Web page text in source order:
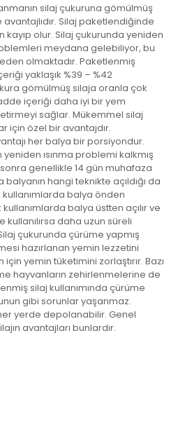
silaj çukuruna gömülmüş
Silaj paketlendiğinde
kayıp olur. Silaj çukurunda yeniden
meydana gelebiliyor, bu
olmaktadır. Paketlenmiş
yaklaşık %39 – %42
gömülmüş silaja oranla çok
içeriği daha iyi bir yem
sağlar. Mükemmel silaj
için özel bir avantajdır.
her balya bir porsiyondur.
ısınma problemi kalkmış
sonra genellikle 14 gün muhafaza
hangi teknikte açıldığı da
balya önden
balya üstten açılır ve
daha uzun süreli
çukurunda çürüme yapmış
hazırlanan yemin lezzetini
yemin tüketimini zorlaştırır. Bazı
hayvanların zehirlenmelerine de
silaj kullanımında çürüme
gibi sorunlar yaşanmaz.
yerde depolanabilir. Genel
avantajları bunlardır.